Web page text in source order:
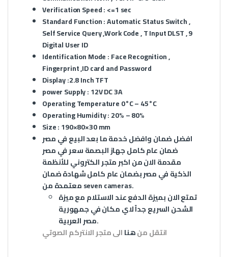
Verification Speed : <=1 sec
Standard Function : Automatic Status Switch ,
Self Service Query ,Work Code , T Input DLST , 9
Digital User ID
Identification Mode : Face Recognition ,
Fingerprint ,ID card and Password
Display :2.8 Inch TFT
power Supply : 12V DC 3A
Operating Temperature 0°C – 45°C
Operating Humidity : 20% – 80%
Size : 190×80×30 mm
افضل ضمان وافضل خدمة ما بعد البيع في مصر
ضمان عام كاملجهاز البصمةسعر في مصر
مقدمة الان من اكبر متجر الكتروني للأنظمة
الذكية في مصر بضمان عام كامل شهادة ضمان
معتمدة من seven cameras.
تمتع الان بميزة الدفع عند الاستلام مع ميزة
الشحن السريع جداً لاي مكان في جمهورية
مصر العربية.
انتقل منهناالى متجر الانتركم الصوتي